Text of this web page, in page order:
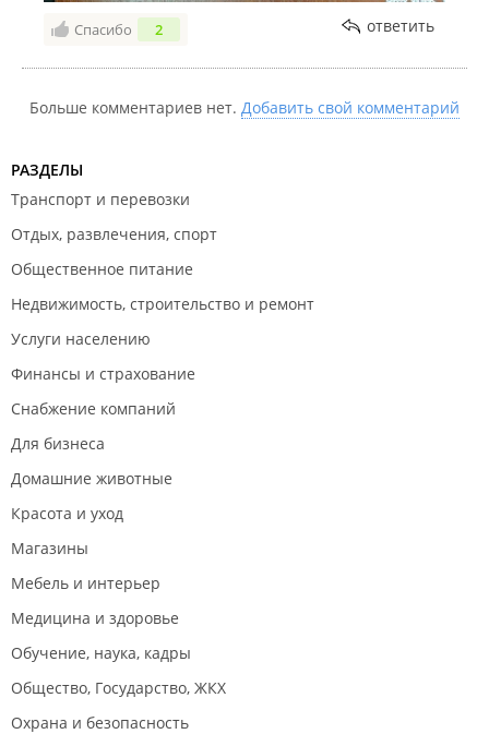
Спасибо 2 ответить
Больше комментариев нет. Добавить свой комментарий
РАЗДЕЛЫ
Транспорт и перевозки
Отдых, развлечения, спорт
Общественное питание
Недвижимость, строительство и ремонт
Услуги населению
Финансы и страхование
Снабжение компаний
Для бизнеса
Домашние животные
Красота и уход
Магазины
Мебель и интерьер
Медицина и здоровье
Обучение, наука, кадры
Общество, Государство, ЖКХ
Охрана и безопасность